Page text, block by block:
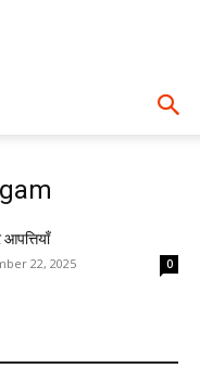
आपत्तियाँ
22, 2025 0